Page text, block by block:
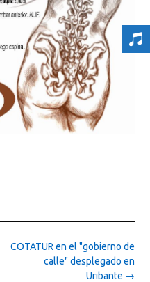
COTATUR en el "gobierno de
calle" desplegado en
Uribante →